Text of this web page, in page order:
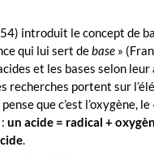
introduit le concept de
qui lui sert debase »
et les bases selon
recherches portent sur
que c’est l’oxygène,
:un acide = radical +
.